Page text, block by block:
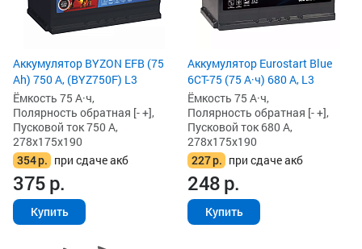
Аккумулятор BYZON EFB (75
Ah) 750 А, (BYZ750F) L3
Ёмкость 75 А·ч,
Полярность обратная [- +],
Пусковой ток 750 А,
278x175x190
354р. при сдаче акб
375р.
Купить
Аккумулятор Eurostart Blue
6CT-75 (75 А·ч) 680 А, L3
Ёмкость 75 А·ч,
Полярность обратная [- +],
Пусковой ток 680 А,
278x175x190
227р. при сдаче акб
248р.
Купить